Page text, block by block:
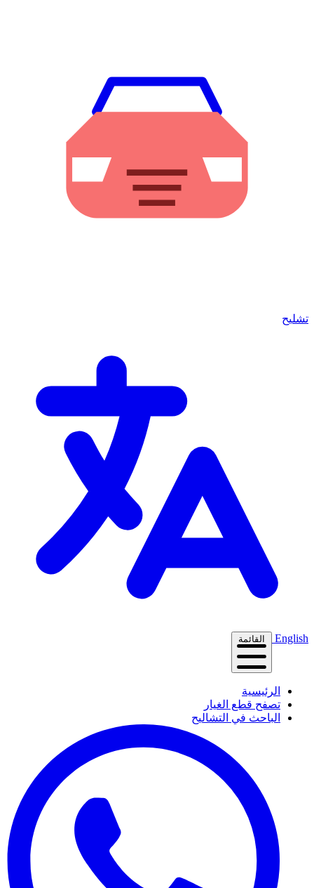
تشليح
English القائمة
الرئيسية
تصفح قطع الغيار
الباحث في التشاليح